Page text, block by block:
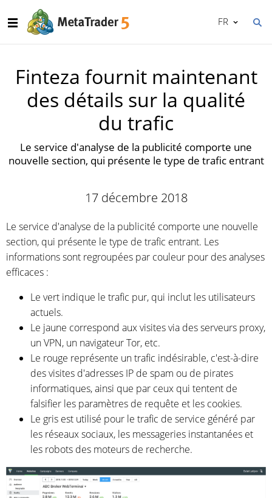
FR
Finteza fournit maintenant
des détails sur la qualité
du trafic
Le service d'analyse de la publicité comporte une
nouvelle section, qui présente le type de trafic entrant
17 décembre 2018
Le service d'analyse de la publicité comporte une nouvelle
section, qui présente le type de trafic entrant. Les
informations sont regroupées par couleur pour des analyses
efficaces :
Le vert indique le trafic pur, qui inclut les utilisateurs
actuels.
Le jaune correspond aux visites via des serveurs proxy,
un VPN, un navigateur Tor, etc.
Le rouge représente un trafic indésirable, c'est-à-dire
des visites d'adresses IP de spam ou de pirates
informatiques, ainsi que par ceux qui tentent de
falsifier les paramètres de requête et les cookies.
Le gris est utilisé pour le trafic de service généré par
les réseaux sociaux, les messageries instantanées et
les robots des moteurs de recherche.